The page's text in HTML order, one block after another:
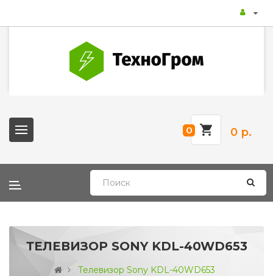
0 0 р.
ТЕЛЕВИЗОР SONY KDL-40WD653
Телевизор Sony KDL-40WD653